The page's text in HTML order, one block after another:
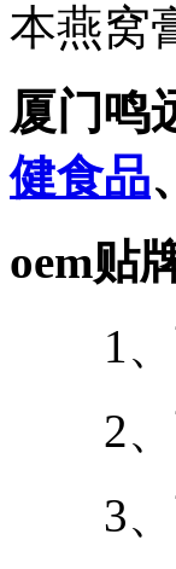
本燕窝
厦门鸣
健食品
oem贴
1
2
3